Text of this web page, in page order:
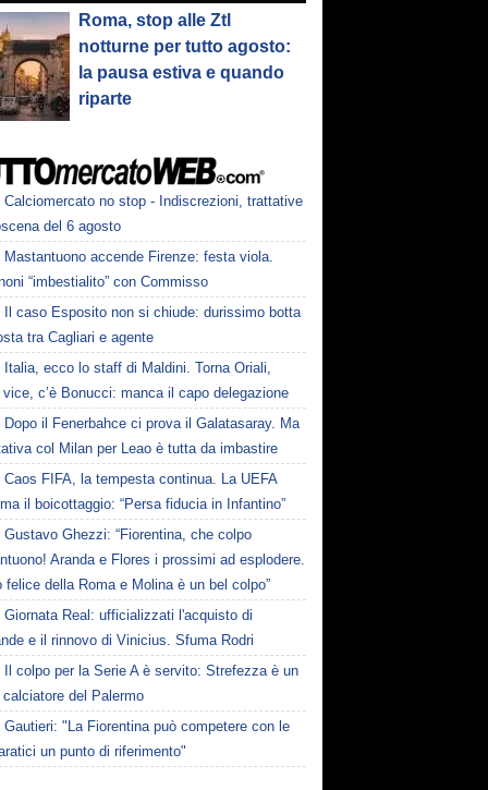
Roma, stop alle Ztl
notturne per tutto agosto:
la pausa estiva e quando
riparte
Calciomercato no stop - Indiscrezioni, trattative
del 6 agosto
Mastantuono accende Firenze: festa viola.
“imbestialito” con Commisso
Il caso Esposito non si chiude: durissimo botta
tra Cagliari e agente
Italia, ecco lo staff di Maldini. Torna Oriali,
c’è Bonucci: manca il capo delegazione
Dopo il Fenerbahce ci prova il Galatasaray. Ma
col Milan per Leao è tutta da imbastire
Caos FIFA, la tempesta continua. La UEFA
il boicottaggio: “Persa fiducia in Infantino”
Gustavo Ghezzi: “Fiorentina, che colpo
Aranda e Flores i prossimi ad esplodere.
felice della Roma e Molina è un bel colpo”
Giornata Real: ufficializzati l'acquisto di
e il rinnovo di Vinicius. Sfuma Rodri
Il colpo per la Serie A è servito: Strefezza è un
calciatore del Palermo
Gautieri: "La Fiorentina può competere con le
un punto di riferimento"